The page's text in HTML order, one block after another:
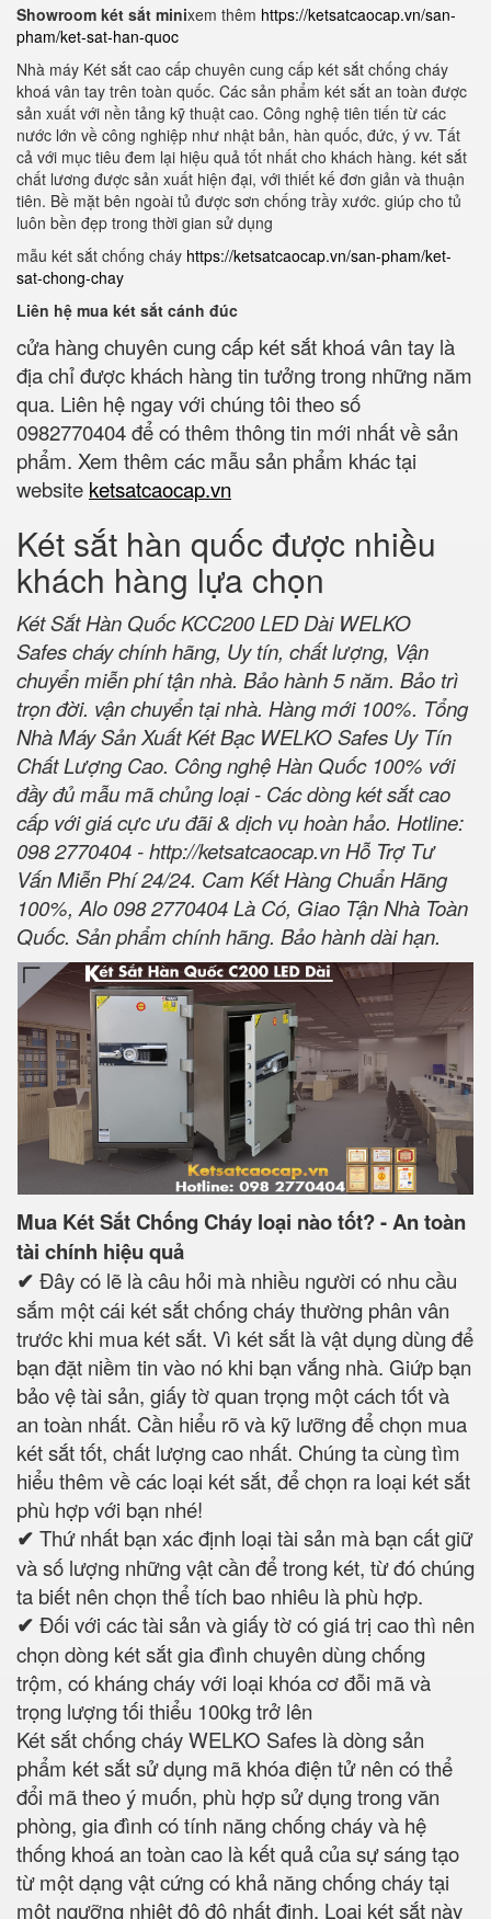
Showroom két sắt minixem thêm https://ketsatcaocap.vn/san-
pham/ket-sat-han-quoc
Nhà máy Két sắt cao cấp chuyên cung cấp két sắt chống cháy
khoá vân tay trên toàn quốc. Các sản phẩm két sắt an toàn được
sản xuất với nền tảng kỹ thuật cao. Công nghệ tiên tiến từ các
nước lớn về công nghiệp như nhật bản, hàn quốc, đức, ý vv. Tất
cả với mục tiêu đem lại hiệu quả tốt nhất cho khách hàng. két sắt
chất lương được sản xuất hiện đại, với thiết kế đơn giản và thuận
tiên. Bề mặt bên ngoài tủ được sơn chống trầy xước. giúp cho tủ
luôn bền đẹp trong thời gian sử dụng
mẫu két sắt chống cháy https://ketsatcaocap.vn/san-pham/ket-
sat-chong-chay
Liên hệ mua két sắt cánh đúc
cửa hàng chuyên cung cấp két sắt khoá vân tay là
địa chỉ được khách hàng tin tưởng trong những năm
qua. Liên hệ ngay với chúng tôi theo số
0982770404 để có thêm thông tin mới nhất về sản
phẩm. Xem thêm các mẫu sản phẩm khác tại
website ketsatcaocap.vn
Két sắt hàn quốc được nhiều
khách hàng lựa chọn
Két Sắt Hàn Quốc KCC200 LED Dài WELKO
Safes cháy chính hãng, Uy tín, chất lượng, Vận
chuyển miễn phí tận nhà. Bảo hành 5 năm. Bảo trì
trọn đời. vận chuyển tại nhà. Hàng mới 100%. Tổng
Nhà Máy Sản Xuất Két Bạc WELKO Safes Uy Tín
Chất Lượng Cao. Công nghệ Hàn Quốc 100% với
đầy đủ mẫu mã chủng loại - Các dòng két sắt cao
cấp với giá cực ưu đãi & dịch vụ hoàn hảo. Hotline:
098 2770404 -http://ketsatcaocap.vn Hỗ Trợ Tư
Vấn Miễn Phí 24/24. Cam Kết Hàng Chuẩn Hãng
100%, Alo 098 2770404 Là Có, Giao Tận Nhà Toàn
Quốc. Sản phẩm chính hãng. Bảo hành dài hạn.
Mua Két Sắt Chống Cháy loại nào tốt? - An toàn
tài chính hiệu quả
✔ Đây có lẽ là câu hỏi mà nhiều người có nhu cầu
sắm một cái két sắt chống cháy thường phân vân
trước khi mua két sắt. Vì két sắt là vật dụng dùng để
bạn đặt niềm tin vào nó khi bạn vắng nhà. Giứp bạn
bảo vệ tài sản, giấy tờ quan trọng một cách tốt và
an toàn nhất. Cần hiểu rõ và kỹ lưỡng để chọn mua
két sắt tốt, chất lượng cao nhất. Chúng ta cùng tìm
hiểu thêm về các loại két sắt, để chọn ra loại két sắt
phù hợp với bạn nhé!
✔ Thứ nhất bạn xác định loại tài sản mà bạn cất giữ
và số lượng những vật cần để trong két, từ đó chúng
ta biết nên chọn thể tích bao nhiêu là phù hợp.
✔ Đối với các tài sản và giấy tờ có giá trị cao thì nên
chọn dòng két sắt gia đình chuyên dùng chống
trộm, có kháng cháy với loại khóa cơ đỗi mã và
trọng lượng tối thiểu 100kg trở lên
Két sắt chống cháy WELKO Safes là dòng sản
phẩm két sắt sử dụng mã khóa điện tử nên có thể
đổi mã theo ý muốn, phù hợp sử dụng trong văn
phòng, gia đình có tính năng chống cháy và hệ
thống khoá an toàn cao là kết quả của sự sáng tạo
từ một dạng vật cứng có khả năng chống cháy tại
một ngưỡng nhiệt độ độ nhất định. Loại két sắt này